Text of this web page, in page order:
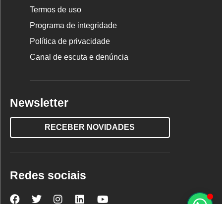
Termos de uso
Programa de integridade
Política de privacidade
Canal de escuta e denúncia
Newsletter
RECEBER NOVIDADES
Redes sociais
NovaNova Nova Nova